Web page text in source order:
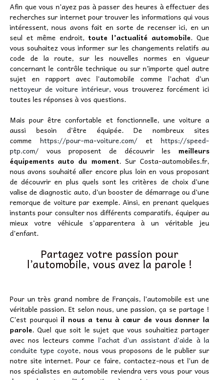
Afin que vous n’ayez pas à passer des heures à effectuer des
recherches sur internet pour trouver les informations qui vous
intéressent, nous avons fait en sorte de recenser ici, en un
seul et même endroit, toute l’actualité automobile. Que
vous souhaitez vous informer sur les changements relatifs au
code de la route, sur les nouvelles normes en vigueur
concernant le contrôle technique ou sur n’importe quel autre
sujet en rapport avec l’automobile comme l’achat d’un
nettoyeur de voiture intérieur, vous trouverez forcément ici
toutes les réponses à vos questions.
Mais pour être confortable et fonctionnelle, une voiture a
aussi besoin d’être équipée. De nombreux sites
comme https://pour-ma-voiture.com/ et https://speed-
ptp.com/ vous proposent de découvrir les meilleurs
équipements auto du moment. Sur Costa-automobiles.fr,
nous avons souhaité aller encore plus loin en vous proposant
de découvrir en plus quels sont les critères de choix d’une
valise de diagnostic auto, d’un booster de démarrage ou d’une
remorque de voiture par exemple. Ainsi, en prenant quelques
instants pour consulter nos différents comparatifs, équiper au
mieux votre véhicule s’apparentera à un véritable jeu
d’enfant.
Partagez votre passion pour
l’automobile, vous avez la parole !
Pour un très grand nombre de Français, l’automobile est une
véritable passion. Et selon nous, une passion, ça se partage !
C’est pourquoi il nous a tenu à cœur de vous donner la
parole. Quel que soit le sujet que vous souhaitiez partager
avec nos lecteurs comme l’achat d’un assistant d’aide à la
conduite type coyote, nous vous proposons de le publier sur
notre site internet. Pour ce faire, contactez-nous et l’un de
nos spécialistes en automobile reviendra vers vous pour vous